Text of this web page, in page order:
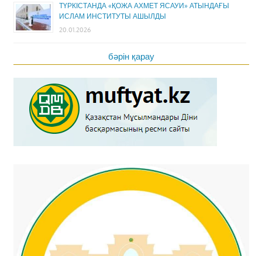
ТҮРКІСТАНДА «ҚОЖА АХМЕТ ЯСАУИ» АТЫНДАҒЫ
ИСЛАМ ИНСТИТУТЫ АШЫЛДЫ
20.01.2026
бәрін қарау